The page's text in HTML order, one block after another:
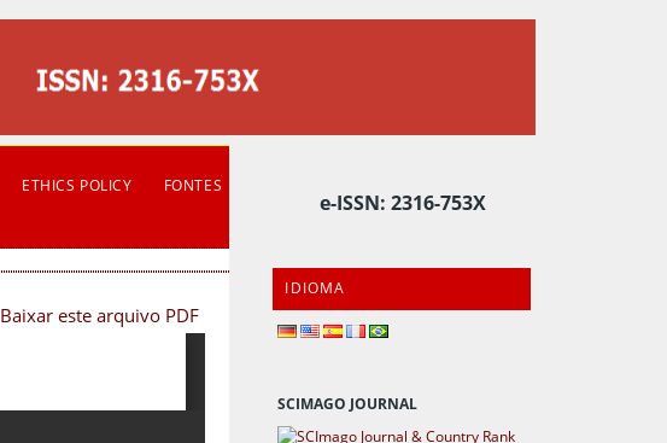
e-ISSN: 2316-753X
IDIOMA
SCIMAGO JOURNAL
ETHICS POLICY
FONTES
Baixar este arquivo PDF